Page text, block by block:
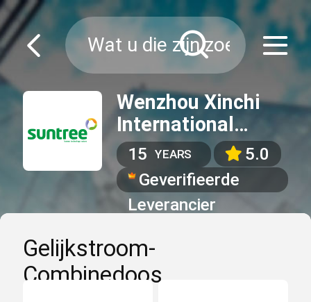
Wenzhou Xinchi
International
Trade Co.,Ltd
15 YEARS
5.0
Geverifieerde
Leverancier
Gelijkstroom-
Combinedoos